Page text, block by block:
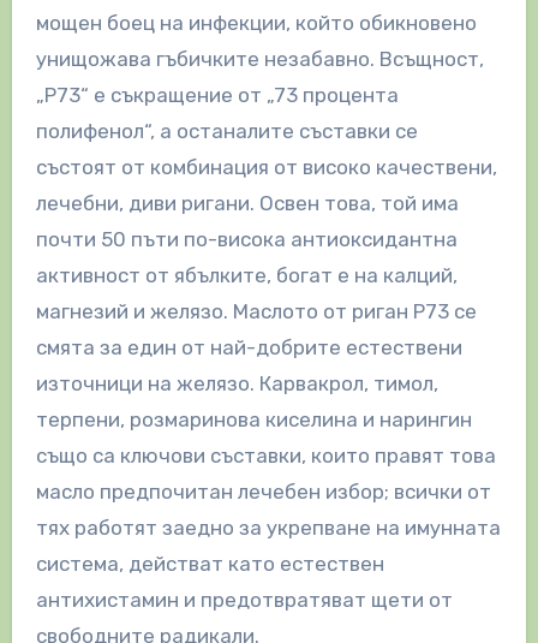
мощен боец на инфекции, който обикновено
унищожава гъбичките незабавно. Всъщност,
„P73“ е съкращение от „73 процента
полифенол“, а останалите съставки се
състоят от комбинация от високо качествени,
лечебни, диви ригани. Освен това, той има
почти 50 пъти по-висока антиоксидантна
активност от ябълките, богат е на калций,
магнезий и желязо. Маслото от риган P73 се
смята за един от най-добрите естествени
източници на желязо. Карвакрол, тимол,
терпени, розмаринова киселина и нарингин
също са ключови съставки, които правят това
масло предпочитан лечебен избор; всички от
тях работят заедно за укрепване на имунната
система, действат като естествен
антихистамин и предотвратяват щети от
свободните радикали.